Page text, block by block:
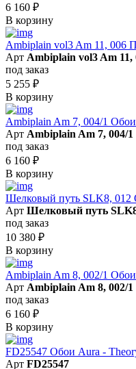
6 160 ₽
В корзину
Ambiplain vol3 Am 11, 006
Арт Ambiplain vol3 Am 11,
под заказ
5 255 ₽
В корзину
Ambiplain Am 7, 004/1
Арт Ambiplain Am 7, 004/1
под заказ
6 160 ₽
В корзину
Шелковый путь SLK8, 012
Арт Шелковый путь
под заказ
10 380 ₽
В корзину
Ambiplain Am 8, 002/1
Арт Ambiplain Am 8, 002/1
под заказ
6 160 ₽
В корзину
FD25547 Обои Aura -
Арт FD25547